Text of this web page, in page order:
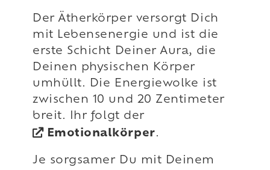
Der Ätherkörper versorgt Dich
mit Lebensenergie und ist die
erste Schicht Deiner Aura, die
Deinen physischen Körper
umhüllt. Die Energiewolke ist
zwischen 10 und 20 Zentimeter
breit. Ihr folgt der
Emotionalkörper.
Je sorgsamer Du mit Deinem